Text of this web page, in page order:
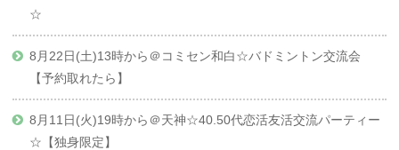
☆
8月22日(土)13時から＠コミセン和白☆バドミントン交流会
【予約取れたら】
8月11日(火)19時から＠天神☆40.50代恋活友活交流パーティー
☆【独身限定】